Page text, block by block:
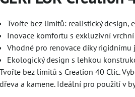
Tvořte bez limitů: realistický design,
Inovace komfortu s exkluzivní
Vhodné pro renovace díky
Ekologický design s lehkou
Tvořte bez limitů s Creation 40 Clic.
dřeva a kamene. Ideální pro použití v